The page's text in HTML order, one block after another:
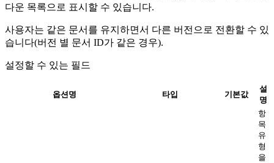
다운 목록으로 표시할 수 있습니다.
사용자는 같은 문서를 유지하면서 다른 버전으로 전환할 수 있
습니다(버전 별 문서 ID가 같은 경우).
설정할 수 있는 필드
옵션명 타입 기본값
설
명
항
목
유
형
을